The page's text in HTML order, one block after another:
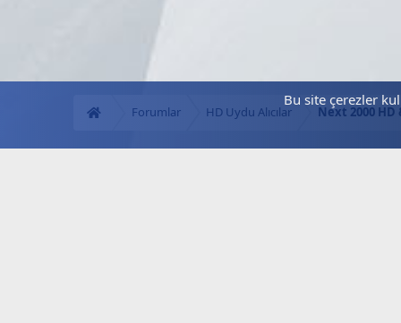
Forumlar HD Uydu Alıcılar Next 2000
Bu site çerezler